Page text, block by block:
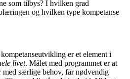
som tilbys? I hvilken grad
og hvilken type kompetanse
er et element i
livet. Målet med programmet er at
med særlige behov, får nødvendig